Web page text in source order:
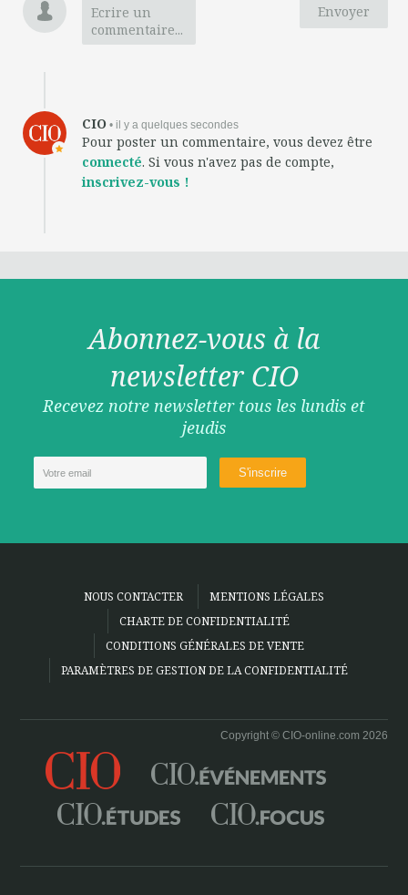
Envoyer
Ecrire un
commentaire...
CIO • il y a quelques secondes
Pour poster un commentaire, vous devez être
connecté. Si vous n'avez pas de compte,
inscrivez-vous !
Abonnez-vous à la
newsletter CIO
Recevez notre newsletter tous les lundis et
jeudis
NOUS CONTACTER
MENTIONS LÉGALES
CHARTE DE CONFIDENTIALITÉ
CONDITIONS GÉNÉRALES DE VENTE
PARAMÈTRES DE GESTION DE LA CONFIDENTIALITÉ
Copyright © CIO-online.com 2026